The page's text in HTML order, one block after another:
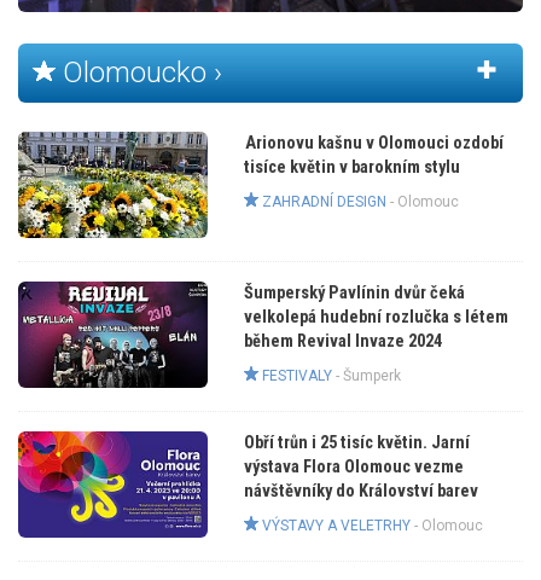
Olomoucko ›
Arionovu kašnu v Olomouci ozdobí
tisíce květin v barokním stylu
ZAHRADNÍ DESIGN - Olomouc
Šumperský Pavlínin dvůr čeká
velkolepá hudební rozlučka s létem
během Revival Invaze 2024
FESTIVALY- Šumperk
Obří trůn i 25 tisíc květin. Jarní
výstava Flora Olomouc vezme
návštěvníky do Království barev
VÝSTAVY A VELETRHY- Olomouc